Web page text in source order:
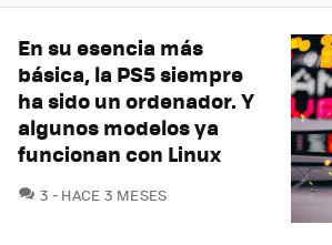
En su esencia más
básica, la PS5 siempre
ha sido un ordenador. Y
algunos modelos ya
funcionan con Linux
3 COMENTARIOS
HACE 3 MESES